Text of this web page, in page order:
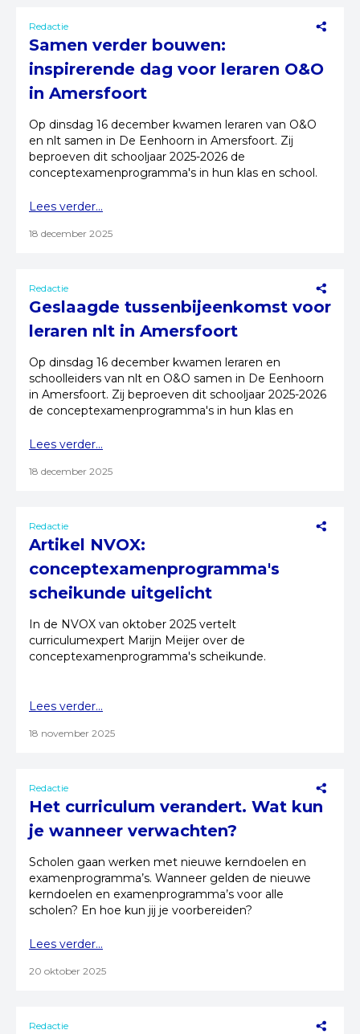
Redactie
Samen verder bouwen:
inspirerende dag voor leraren O&O
in Amersfoort
Op dinsdag 16 december kwamen leraren van O&O
en nlt samen in De Eenhoorn in Amersfoort. Zij
beproeven dit schooljaar 2025-2026 de
conceptexamenprogramma's in hun klas en school.
Lees verder...
18 december 2025
Redactie
Geslaagde tussenbijeenkomst voor
leraren nlt in Amersfoort
Op dinsdag 16 december kwamen leraren en
schoolleiders van nlt en O&O samen in De Eenhoorn
in Amersfoort. Zij beproeven dit schooljaar 2025-2026
de conceptexamenprogramma's in hun klas en
Lees verder...
18 december 2025
Redactie
Artikel NVOX:
conceptexamenprogramma's
scheikunde uitgelicht
In de NVOX van oktober 2025 vertelt
curriculumexpert Marijn Meijer over de
conceptexamenprogramma's scheikunde.
Lees verder...
18 november 2025
Redactie
Het curriculum verandert. Wat kun
je wanneer verwachten?
Scholen gaan werken met nieuwe kerndoelen en
examenprogramma’s. Wanneer gelden de nieuwe
kerndoelen en examenprogramma’s voor alle
scholen? En hoe kun jij je voorbereiden?
Lees verder...
20 oktober 2025
Redactie